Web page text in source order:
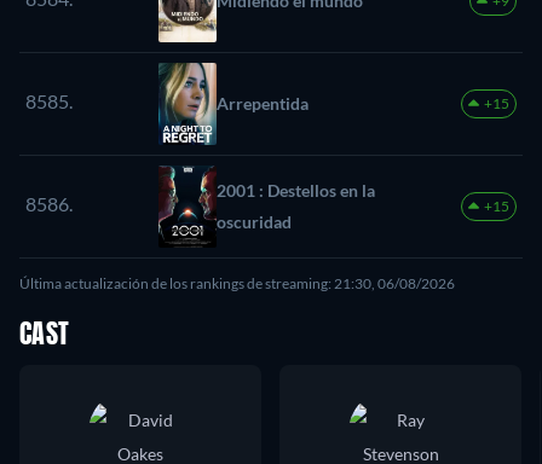
8585. Arrepentida +15
8586.
2001 : Destellos en la
oscuridad
+15
Última actualización de los rankings de streaming: 21:30, 06/08/2026
CAST